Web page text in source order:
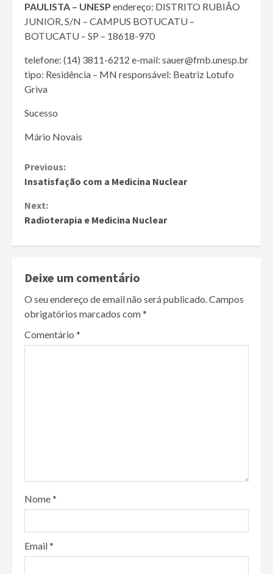
PAULISTA – UNESP endereço: DISTRITO RUBIÃO
JUNIOR, S/N – CAMPUS BOTUCATU –
BOTUCATU – SP – 18618-970
telefone: (14) 3811-6212 e-mail: sauer@fmb.unesp.br
tipo: Residência – MN responsável: Beatriz Lotufo
Griva
Sucesso
Mário Novais
Continue
Reading
Previous:
Insatisfação com a Medicina Nuclear
Next:
Radioterapia e Medicina Nuclear
Deixe um comentário
O seu endereço de email não será publicado.Campos
obrigatórios marcados com*
Comentário *
Nome*
Email*